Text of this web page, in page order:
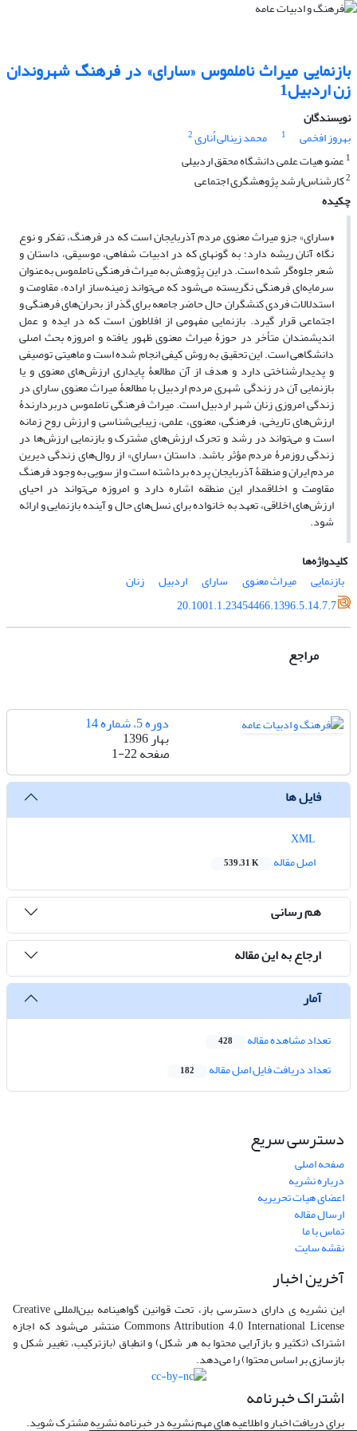
بازنمایی میراث ناملموس «سارای» در فرهنگ شهروندان
زن اردبیل1
نویسندگان
بهروز افخمی
1 محمد زینالی اُناری2
1عضو هیات علمی دانشگاه محقق اردبیلی
2کارشناس‌ارشد پژوهشگری اجتماعی
چکیده
«سارای» جزو میراث معنوی مردم آذربایجان است که در فرهنگ، تفکر و نوع
نگاه آنان ریشه دارد؛ به‌ گونه­ای که در ادبیات شفاهی، موسیقی، داستان و
شعر جلوه‌گر شده است. در این پژوهش به میراث فرهنگی ناملموس به‌عنوان
سرمایه‌ای فرهنگی نگریسته می‌شود که می‌تواند زمینه‌ساز اراده، مقاومت و
استدلالات فردی کنشگران حال حاضر جامعه برای گذر از بحران‌های فرهنگی و
اجتماعی قرار گیرد. بازنمایی مفهومی از افلاطون است که در ایده و عمل
اندیشمندان متأخر در حوزۀ میراث معنوی ظهور یافته و امروزه بحث اصلی
دانشگاهی است. این تحقیق به روش کیفی انجام‌ شده است و ماهیتی توصیفی
و پدیدارشناختی دارد و هدف از آن مطالعۀ پایداری ارزش‌های معنوی و یا
بازنمایی آن در زندگی شهری مردم اردبیل با مطالعۀ میراث معنوی سارای در
زندگی امروزی زنان شهر اردبیل است. میراث فرهنگی ناملموس دربردارندۀ
ارزش‌های تاریخی، فرهنگی، معنوی، علمی، زیبایی‌شناسی و ارزش روح زمانه
است و می‌تواند در رشد و تحرک ارزش‌های مشترک و بازنمایی ارزش‌ها در
زندگی روزمرۀ مردم مؤثر باشد. داستان «سارای» از روال‌های زندگی دیرین
مردم ایران و منطقۀ آذربایجان پرده برداشته است و از سویی به وجود فرهنگ
مقاومت و اخلاق­مدار این منطقه اشاره دارد و امروزه می‌تواند در احیای
ارزش‌های اخلاقی، تعهد به خانواده برای نسل‌های حال و آینده بازنمایی و ارائه
شود.
کلیدواژه‌ها
بازنمایی
میراث معنوی سارای اردبیل
زنان
20.1001.1.23454466.1396.5.14.7.7
مراجع
دوره 5، شماره 14
بهار 1396
صفحه1-22
فایل ها
اصل مقاله
539.31 K
هم رسانی
ارجاع به این مقاله
آمار
تعداد مشاهده مقاله 428
تعداد دریافت فایل اصل مقاله 182
دسترسی سریع
صفحه اصلی
درباره نشریه
اعضای هیات تحریریه
ارسال مقاله
تماس با ما
نقشه سایت
آخرین اخبار
این نشریه ی دارای دسترسی باز، تحت قوانین گواهینامه بین‌المللی Creative
Commons Attribution 4.0 International License منتشر می‌شود که اجازه
اشتراک (تکثیر و بازآرایی محتوا به هر شکل) و انطباق (بازترکیب، تغییر شکل و
بازسازی بر اساس محتوا) را می‌دهد.
اشتراک خبرنامه
برای دریافت اخبار و اطلاعیه های مهم نشریه در خبرنامه نشریه مشترک شوید.